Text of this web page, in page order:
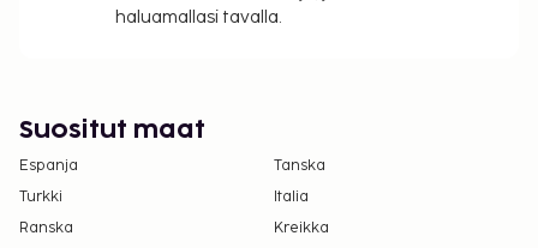
haluamallasi tavalla.
Suositut maat
Espanja
Tanska
Turkki
Italia
Ranska
Kreikka